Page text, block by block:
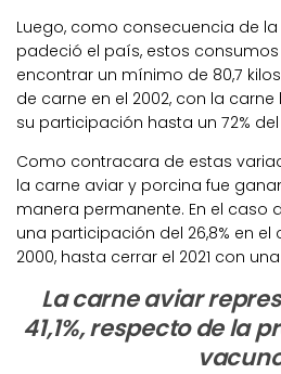
Luego, como consecuencia de
padeció el país, estos
encontrar un mínimo de 80,7
de carne en el 2002, con la
su participación hasta un 72%
Como contracara de estas
la carne aviar y porcina fue
manera permanente. En el caso
una participación del 26,8% en
2000, hasta cerrar el 2021 con
La carne aviar
41,1%, respecto de la